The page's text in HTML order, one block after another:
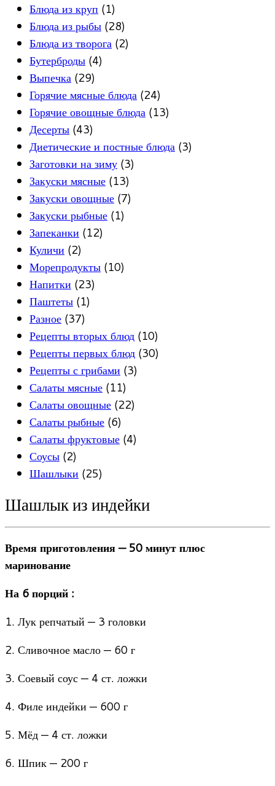
Блюда из круп (1)
Блюда из рыбы (28)
Блюда из творога (2)
Бутерброды (4)
Выпечка (29)
Горячие мясные блюда (24)
Горячие овощные блюда (13)
Десерты (43)
Диетические и постные блюда (3)
Заготовки на зиму (3)
Закуски мясные (13)
Закуски овощные (7)
Закуски рыбные (1)
Запеканки (12)
Куличи (2)
Морепродукты (10)
Напитки (23)
Паштеты (1)
Разное (37)
Рецепты вторых блюд (10)
Рецепты первых блюд (30)
Рецепты с грибами (3)
Салаты мясные (11)
Салаты овощные (22)
Салаты рыбные (6)
Салаты фруктовые (4)
Соусы (2)
Шашлыки (25)
Шашлык из индейки
Время приготовления — 50 минут плюс
маринование
На 6 порций :
1. Лук репчатый — 3 головки
2. Сливочное масло — 60 г
3. Соевый соус — 4 ст. ложки
4. Филе индейки — 600 г
5. Мёд — 4 ст. ложки
6. Шпик — 200 г